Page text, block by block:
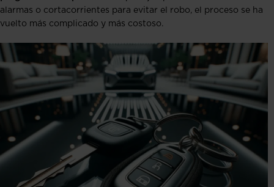
alarmas o cortacorrientes para evitar el robo, el proceso se ha
vuelto más complicado y más costoso.